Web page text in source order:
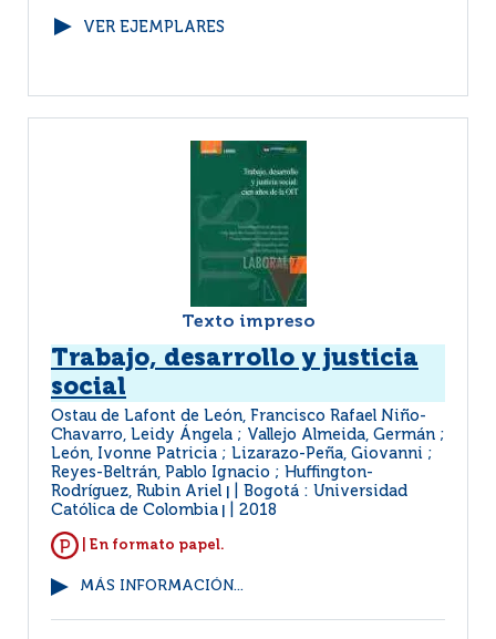
VER EJEMPLARES
Texto impreso
Trabajo, desarrollo y justicia
social
Ostau de Lafont de León, Francisco Rafael Niño-
Chavarro, Leidy Ángela ; Vallejo Almeida, Germán ;
León, Ivonne Patricia ; Lizarazo-Peña, Giovanni ;
Reyes-Beltrán, Pablo Ignacio ; Huffington-
Rodríguez, Rubin Ariel
Bogotá : Universidad
Católica de Colombia
2018
| En formato papel.
MÁS INFORMACIÓN...